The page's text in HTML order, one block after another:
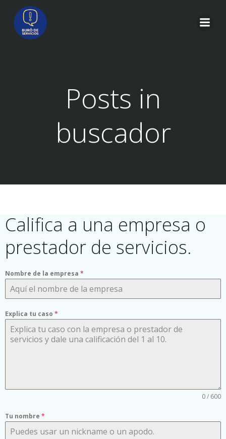
Posts in
buscador
Califica a una empresa o
prestador de servicios.
Nombre de la empresa *
Explica tu caso *
0 / 600
Tu nombre *